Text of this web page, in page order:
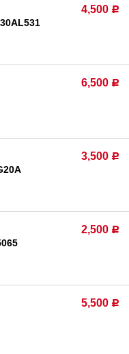
4,500 Р
6,500 Р
3,500 Р
2,500 Р
5,500 Р